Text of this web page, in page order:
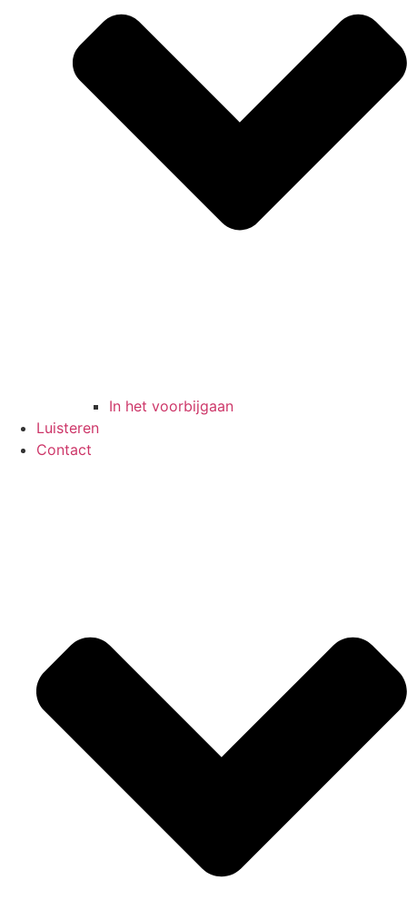
In het voorbijgaan
Luisteren
Contact